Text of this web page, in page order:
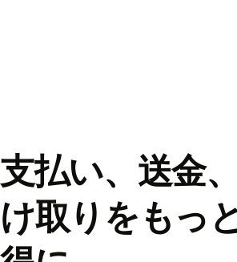
支払い、送金
け取りをもっ